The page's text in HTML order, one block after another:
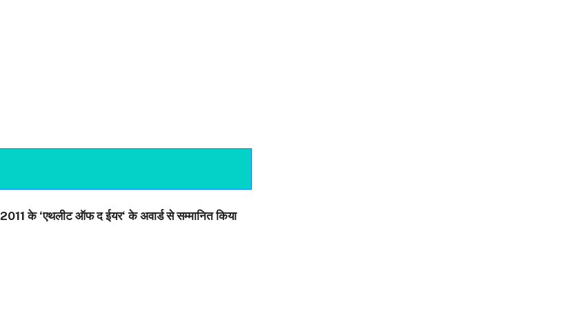
2011 के ‘एथलीट ऑफ द ईयर‘के अवार्ड से सम्मानित किया